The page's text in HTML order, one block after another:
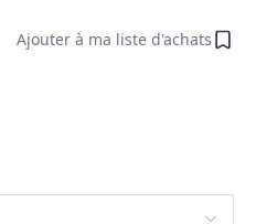
Ajouter à ma liste d'achats